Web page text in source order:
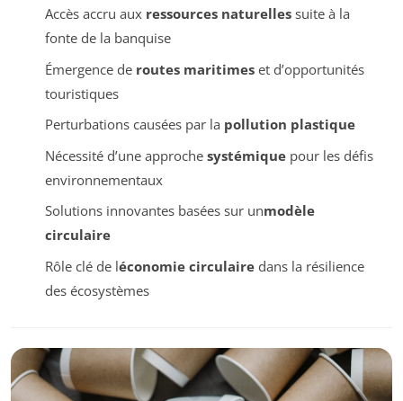
Accès accru aux ressources naturellessuite à la
fonte de la banquise
Émergence de routes maritimeset d’opportunités
touristiques
Perturbations causées par la pollution plastique
Nécessité d’une approche systémiquepour les défis
environnementaux
Solutions innovantes basées sur unmodèle
circulaire
Rôle clé de léconomie circulairedans la résilience
des écosystèmes